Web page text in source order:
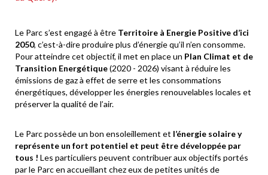
Le Parc s’est engagé à être Territoire à Energie Positive d’ici
2050, c’est-à-dire produire plus d’énergie qu’il n’en consomme.
Pour atteindre cet objectif, il met en place un Plan Climat et de
Transition Energétique(2020 - 2026) visant à réduire les
émissions de gaz à effet de serre et les consommations
énergétiques, développer les énergies renouvelables locales et
préserver la qualité de l’air.
Le Parc possède un bon ensoleillement et l’énergie solaire y
représente un fort potentiel et peut être développée par
tous ! Les particuliers peuvent contribuer aux objectifs portés
par le Parc en accueillant chez eux de petites unités de